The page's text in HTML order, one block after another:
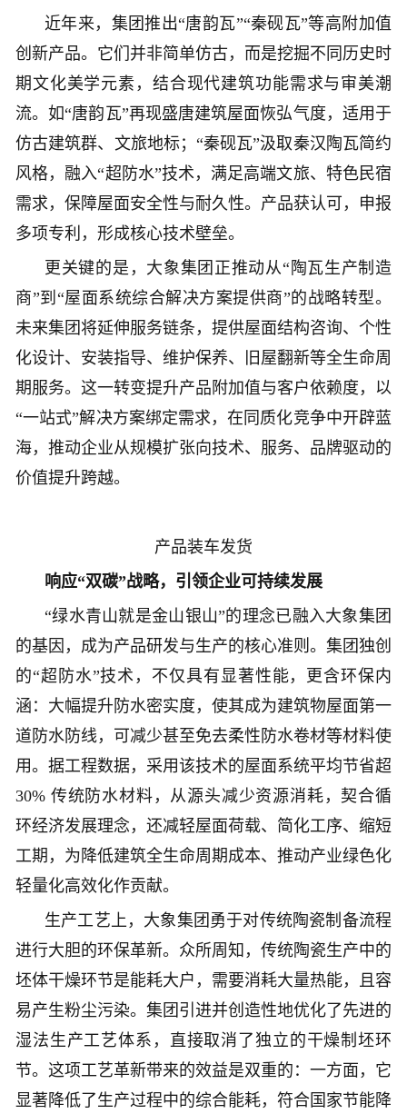
近年来，集团推出“唐韵瓦”“秦砚瓦”等高附加值
创新产品。它们并非简单仿古，而是挖掘不同历史时
期文化美学元素，结合现代建筑功能需求与审美潮
流。如“唐韵瓦”再现盛唐建筑屋面恢弘气度，适用于
仿古建筑群、文旅地标；“秦砚瓦”汲取秦汉陶瓦简约
风格，融入“超防水”技术，满足高端文旅、 特色民宿
需求，保障屋面安全性与耐久性。产品获认可，申报
多项专利，形成核心技术壁垒。
更关键的是，大象集团正推动从“陶瓦生产制造
商”到“屋面系统综合解决方案提供商”的战略转型。
未来集团将延伸服务链条，提供屋面结构咨询、个性
化设计、安装指导、维护保养、旧屋翻新等全生命周
期服务。这一转变提升产品附加值与客户依赖度，以
“一站式”解决方案绑定需求，在同质化竞争中开辟蓝
海，推动企业从规模扩张向技术、服务、品牌驱动的
价值提升跨越。
产品装车发货
响应“双碳”战略，引领企业可持续发展
“绿水青山就是金山银山”的理念已融入大象集团
的基因，成为产品研发与生产的核心准则。集团独创
的“超防水”技术，不仅具有显著性能，更含环保内
涵：大幅提升防水密实度，使其成为建筑物屋面第一
道防水防线，可减少甚至免去柔性防水卷材等材料使
用。据工程数据，采用该技术的屋面系统平均节省超
30% 传统防水材料，从源头减少资源消耗，契合循
环经济发展理念，还减轻屋面荷载、简化工序、缩短
工期，为降低建筑全生命周期成本、推动产业绿色化
轻量化高效化作贡献。
生产工艺上，大象集团勇于对传统陶瓷制备流程
进行大胆的环保革新。众所周知，传统陶瓷生产中的
坯体干燥环节是能耗大户，需要消耗大量热能，且容
易产生粉尘污染。集团引进并创造性地优化了先进的
湿法生产工艺体系，直接取消了独立的干燥制坯环
节。这项工艺革新带来的效益是双重的：一方面，它
显著降低了生产过程中的综合能耗，符合国家节能降